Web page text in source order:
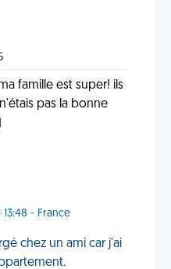
famille est super! ils
pas la bonne
13:48 - France
chez un ami car j'ai